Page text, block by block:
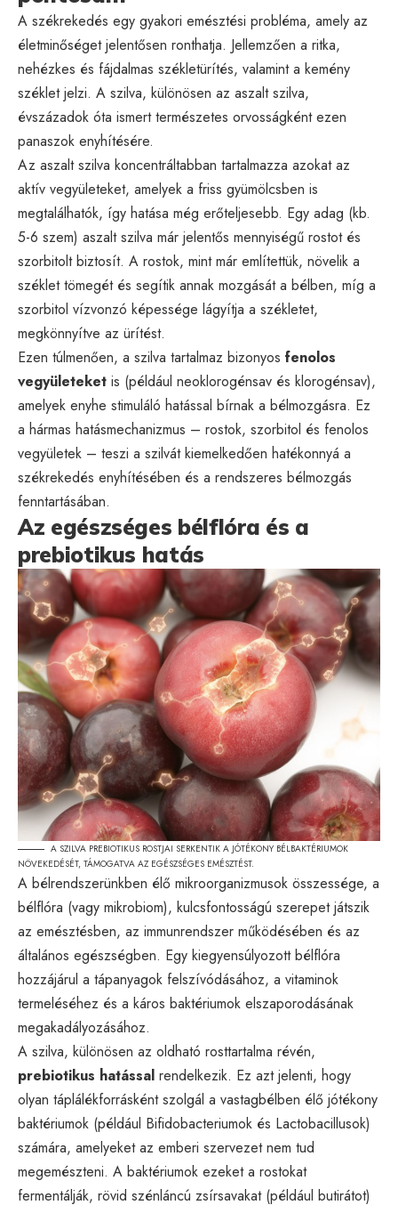
A székrekedés egy gyakori emésztési probléma, amely az
életminőséget jelentősen ronthatja. Jellemzően a ritka,
nehézkes és fájdalmas székletürítés, valamint a kemény
széklet jelzi. A szilva, különösen az aszalt szilva,
évszázadok óta ismert természetes orvosságként ezen
panaszok enyhítésére.
Az aszalt szilva koncentráltabban tartalmazza azokat az
aktív vegyületeket, amelyek a friss gyümölcsben is
megtalálhatók, így hatása még erőteljesebb. Egy adag (kb.
5-6 szem) aszalt szilva már jelentős mennyiségű rostot és
szorbitolt biztosít. A rostok, mint már említettük, növelik a
széklet tömegét és segítik annak mozgását a bélben, míg a
szorbitol vízvonzó képessége lágyítja a székletet,
megkönnyítve az ürítést.
Ezen túlmenően, a szilva tartalmaz bizonyos fenolos
vegyületeket is (például neoklorogénsav és klorogénsav),
amelyek enyhe stimuláló hatással bírnak a bélmozgásra. Ez
a hármas hatásmechanizmus – rostok, szorbitol és fenolos
vegyületek – teszi a szilvát kiemelkedően hatékonnyá a
székrekedés enyhítésében és a rendszeres bélmozgás
fenntartásában.
Az egészséges bélflóra és a
prebiotikus hatás
A SZILVA PREBIOTIKUS ROSTJAI SERKENTIK A JÓTÉKONY BÉLBAKTÉRIUMOK
NÖVEKEDÉSÉT, TÁMOGATVA AZ EGÉSZSÉGES EMÉSZTÉST.
A bélrendszerünkben élő mikroorganizmusok összessége, a
bélflóra (vagy mikrobiom), kulcsfontosságú szerepet játszik
az emésztésben, az immunrendszer működésében és az
általános egészségben. Egy kiegyensúlyozott bélflóra
hozzájárul a tápanyagok felszívódásához, a vitaminok
termeléséhez és a káros baktériumok elszaporodásának
megakadályozásához.
A szilva, különösen az oldható rosttartalma révén,
prebiotikus hatással rendelkezik. Ez azt jelenti, hogy
olyan táplálékforrásként szolgál a vastagbélben élő jótékony
baktériumok (például Bifidobacteriumok és Lactobacillusok)
számára, amelyeket az emberi szervezet nem tud
megemészteni. A baktériumok ezeket a rostokat
fermentálják, rövid szénláncú zsírsavakat (például butirátot)